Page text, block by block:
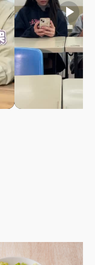
play_arrow